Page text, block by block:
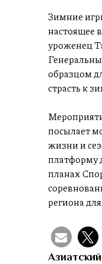
Зимние
настоящее
уроженец
образцом
страсть к
посылает
жизни и
платформу
планах
региона